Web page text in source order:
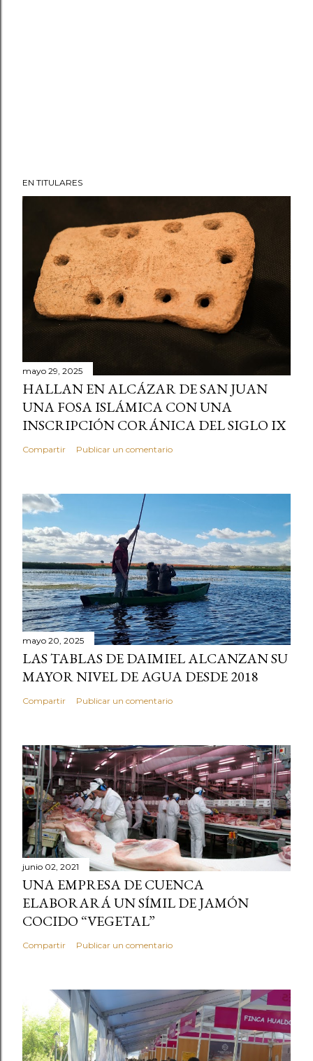
EN TITULARES
mayo 29, 2025
HALLAN EN ALCÁZAR DE SAN JUAN
UNA FOSA ISLÁMICA CON UNA
INSCRIPCIÓN CORÁNICA DEL SIGLO IX
Compartir Publicar un comentario
mayo 20, 2025
LAS TABLAS DE DAIMIEL ALCANZAN SU
MAYOR NIVEL DE AGUA DESDE 2018
Compartir Publicar un comentario
junio 02, 2021
UNA EMPRESA DE CUENCA
ELABORARÁ UN SÍMIL DE JAMÓN
COCIDO “VEGETAL”
Compartir Publicar un comentario